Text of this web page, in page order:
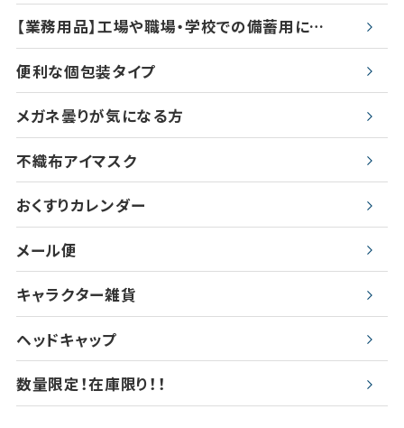
【業務用品】工場や職場・学校での備蓄用に…
便利な個包装タイプ
メガネ曇りが気になる方
不織布アイマスク
おくすりカレンダー
メール便
キャラクター雑貨
ヘッドキャップ
数量限定！在庫限り！！